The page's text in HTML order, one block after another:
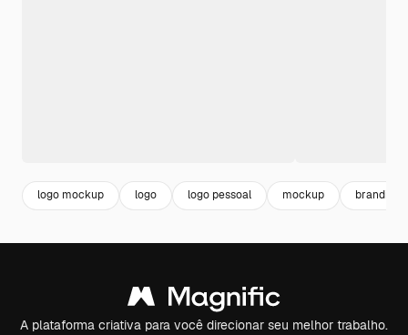
logo mockup logo logo pessoal mockup branding
A plataforma criativa para você direcionar seu melhor trabalho.